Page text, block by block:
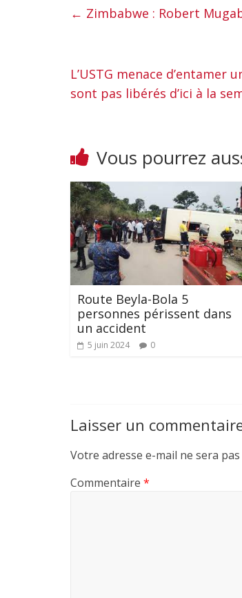
← Zimbabwe : Robert
L’USTG menace
sont pas libérés d’ici à la
Vous pourrez
Route Beyla-Bola 5
personnes périssent dans
un accident
5 juin 2024 0
Laisser un
Votre adresse e-mail ne sera
Commentaire *